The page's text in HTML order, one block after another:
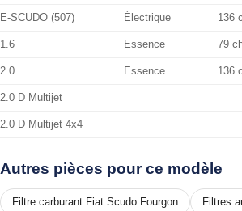
E-SCUDO (507) Électrique 136
1.6 Essence 79
2.0 Essence 136
2.0 D Multijet
2.0 D Multijet 4x4
Autres pièces pour ce modèle
Filtre carburant Fiat Scudo Fourgon Filtres